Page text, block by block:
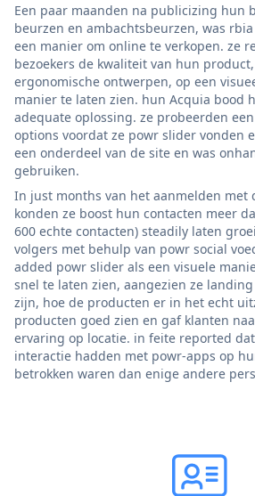
Een paar maanden na publicizing hun
beurzen en ambachtsbeurzen, was
een manier om online te verkopen. ze
bezoekers de kwaliteit van hun
ergonomische ontwerpen, op een
manier te laten zien. hun Acquia bood
adequate oplossing. ze probeerden
options voordat ze powr slider vonden
een onderdeel van de site en was
gebruiken.
In just months van het aanmelden met
konden ze boost hun contacten meer
600 echte contacten) steadily laten
volgers met behulp van powr social
added powr slider als een visuele
snel te laten zien, aangezien ze
zijn, hoe de producten er in het echt
producten goed zien en gaf klanten
ervaring op locatie. in feite reported
interactie hadden met powr-apps op
betrokken waren dan enige andere